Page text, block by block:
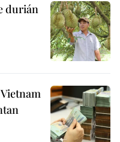
durián